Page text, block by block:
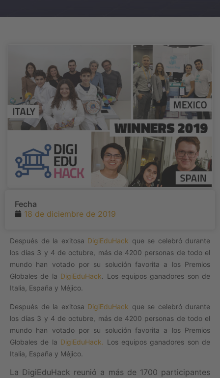
Después de la exitosa DigiEduHack que se celebró durante
los días 3 y 4 de octubre, más de 4200 personas de todo el
mundo han votado por su solución favorita a los Premios
Globales de la DigiEduHack. Los equipos ganadores son de
Italia, España y Méjico.
Después de la exitosa DigiEduHack que se celebró durante
los días 3 y 4 de octubre, más de 4200 personas de todo el
mundo han votado por su solución favorita a los Premios
Globales de la DigiEduHack. Los equipos ganadores son de
Italia, España y Méjico.
La DigiEduHack reunió a más de 1700 participantes
Fecha
18 de diciembre de 2019